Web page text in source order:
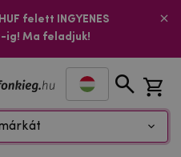
felett INGYENES
ig! Ma feladjuk!